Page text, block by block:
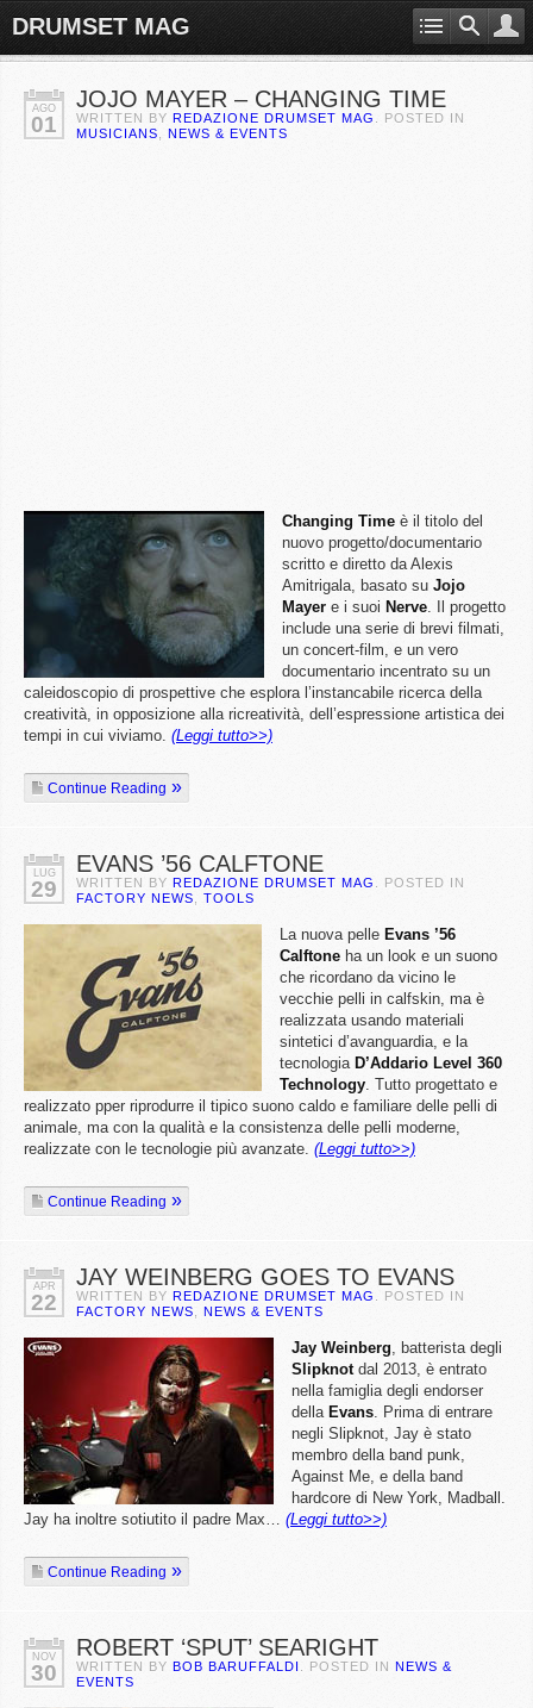
DRUMSET MAG
AGO
01
JOJO MAYER – CHANGING TIME
WRITTEN BY REDAZIONE DRUMSET MAG
. POSTED IN
MUSICIANS
NEWS & EVENTS
Changing Time è il titolo del
nuovo progetto/documentario
scritto e diretto da Alexis
Amitrigala, basato su Jojo
Mayer e i suoi Nerve. Il progetto
include una serie di brevi filmati,
un concert-film, e un vero
documentario incentrato su un
caleidoscopio di prospettive che esplora l’instancabile ricerca della
creatività, in opposizione alla ricreatività, dell’espressione artistica dei
tempi in cui viviamo. (Leggi tutto>>)
Continue Reading
LUG
29
EVANS ’56 CALFTONE
WRITTEN BY REDAZIONE DRUMSET MAG
. POSTED IN
FACTORY NEWS
TOOLS
La nuova pelle Evans ’56
Calftone ha un look e un suono
che ricordano da vicino le
vecchie pelli in calfskin, ma è
realizzata usando materiali
sintetici d’avanguardia, e la
tecnologia D’Addario Level 360
Technology. Tutto progettato e
realizzato pper riprodurre il tipico suono caldo e familiare delle pelli di
animale, ma con la qualità e la consistenza delle pelli moderne,
realizzate con le tecnologie più avanzate. (Leggi tutto>>)
Continue Reading
APR
22
JAY WEINBERG GOES TO EVANS
WRITTEN BY REDAZIONE DRUMSET MAG
. POSTED IN
FACTORY NEWS
NEWS & EVENTS
Jay Weinberg, batterista degli
Slipknotdal 2013, è entrato
nella famiglia degli endorser
della Evans. Prima di entrare
negli Slipknot, Jay è stato
membro della band punk,
Against Me, e della band
hardcore di New York, Madball.
Jay ha inoltre sotiutito il padre Max… (Leggi tutto>>)
Continue Reading
NOV
30
ROBERT ‘SPUT’ SEARIGHT
WRITTEN BY BOB BARUFFALDI . POSTED IN NEWS &
EVENTS